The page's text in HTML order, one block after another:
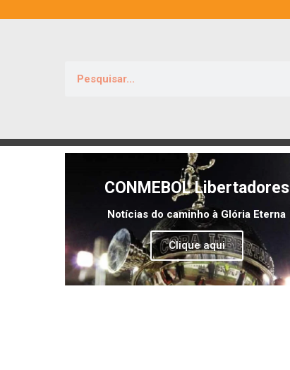
CONMEBOL Libertadores
Notícias do caminho à Glória Eterna
Clique aqui